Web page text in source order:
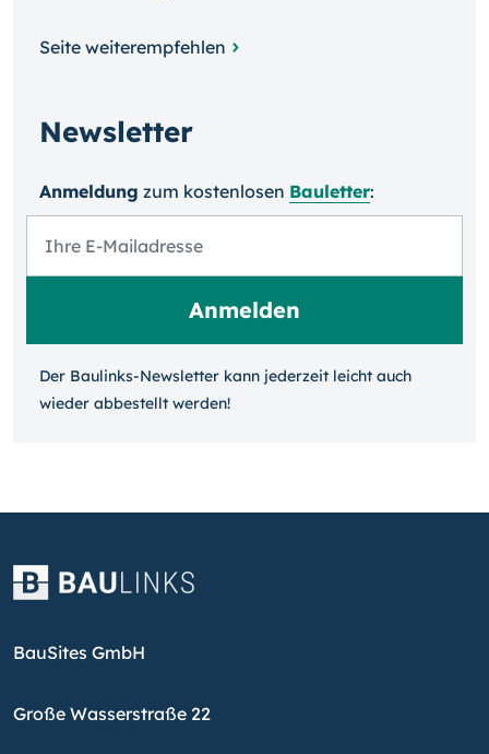
Seite weiterempfehlen
Newsletter
Anmeldung zum kosten­losen Bauletter:
Der Baulinks-Newsletter kann jeder­zeit leicht auch
wieder ab­bestellt werden!
BauSites GmbH
Große Wasserstraße 22